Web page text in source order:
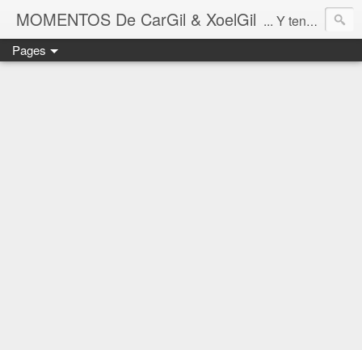
MOMENTOS De CarGil & XoelGil ... Y tengan cuidado ahí fuera, por favor.
Pages